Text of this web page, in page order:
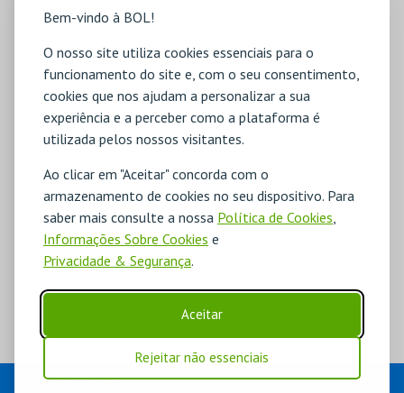
Bem-vindo à BOL!
O nosso site utiliza cookies essenciais para o
funcionamento do site e, com o seu consentimento,
cookies que nos ajudam a personalizar a sua
experiência e a perceber como a plataforma é
utilizada pelos nossos visitantes.
Ao clicar em "Aceitar" concorda com o
armazenamento de cookies no seu dispositivo. Para
saber mais consulte a nossa Política de Cookies,
Informações Sobre Cookies e
Privacidade & Segurança.
Aceitar
Rejeitar não essenciais
EVENTOS